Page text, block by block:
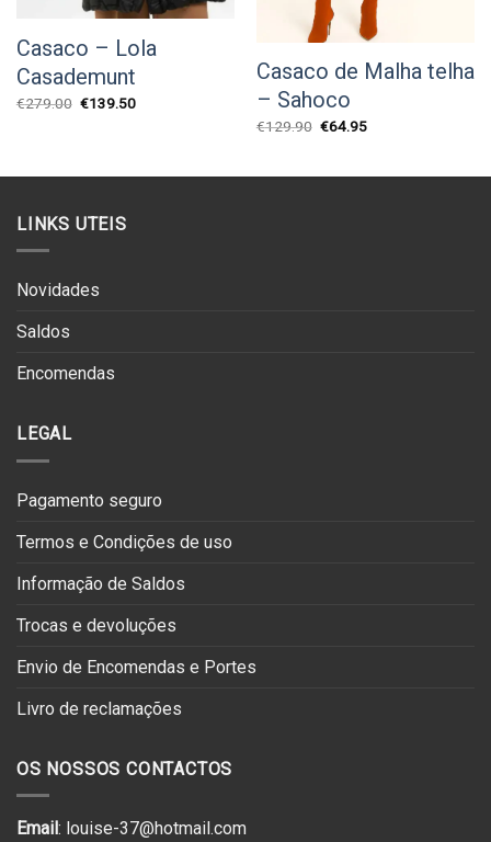
Casaco – Lola
Casademunt
€279.00 O
€139.50O
Casaco de Malha telha
– Sahoco
€129.90 O
€129.90.
€64.95O
€64.95.
LINKS UTEIS
Novidades
Saldos
Encomendas
LEGAL
Pagamento seguro
Termos e Condições de uso
Informação de Saldos
Trocas e devoluções
Envio de Encomendas e Portes
Livro de reclamações
OS NOSSOS CONTACTOS
Email : louise-37@hotmail.com